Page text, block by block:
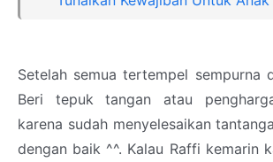
Setelah semua tertempel sempurna
Beri tepuk tangan atau
karena sudah menyelesaikan
dengan baik ^^. Kalau Raffi kemarin